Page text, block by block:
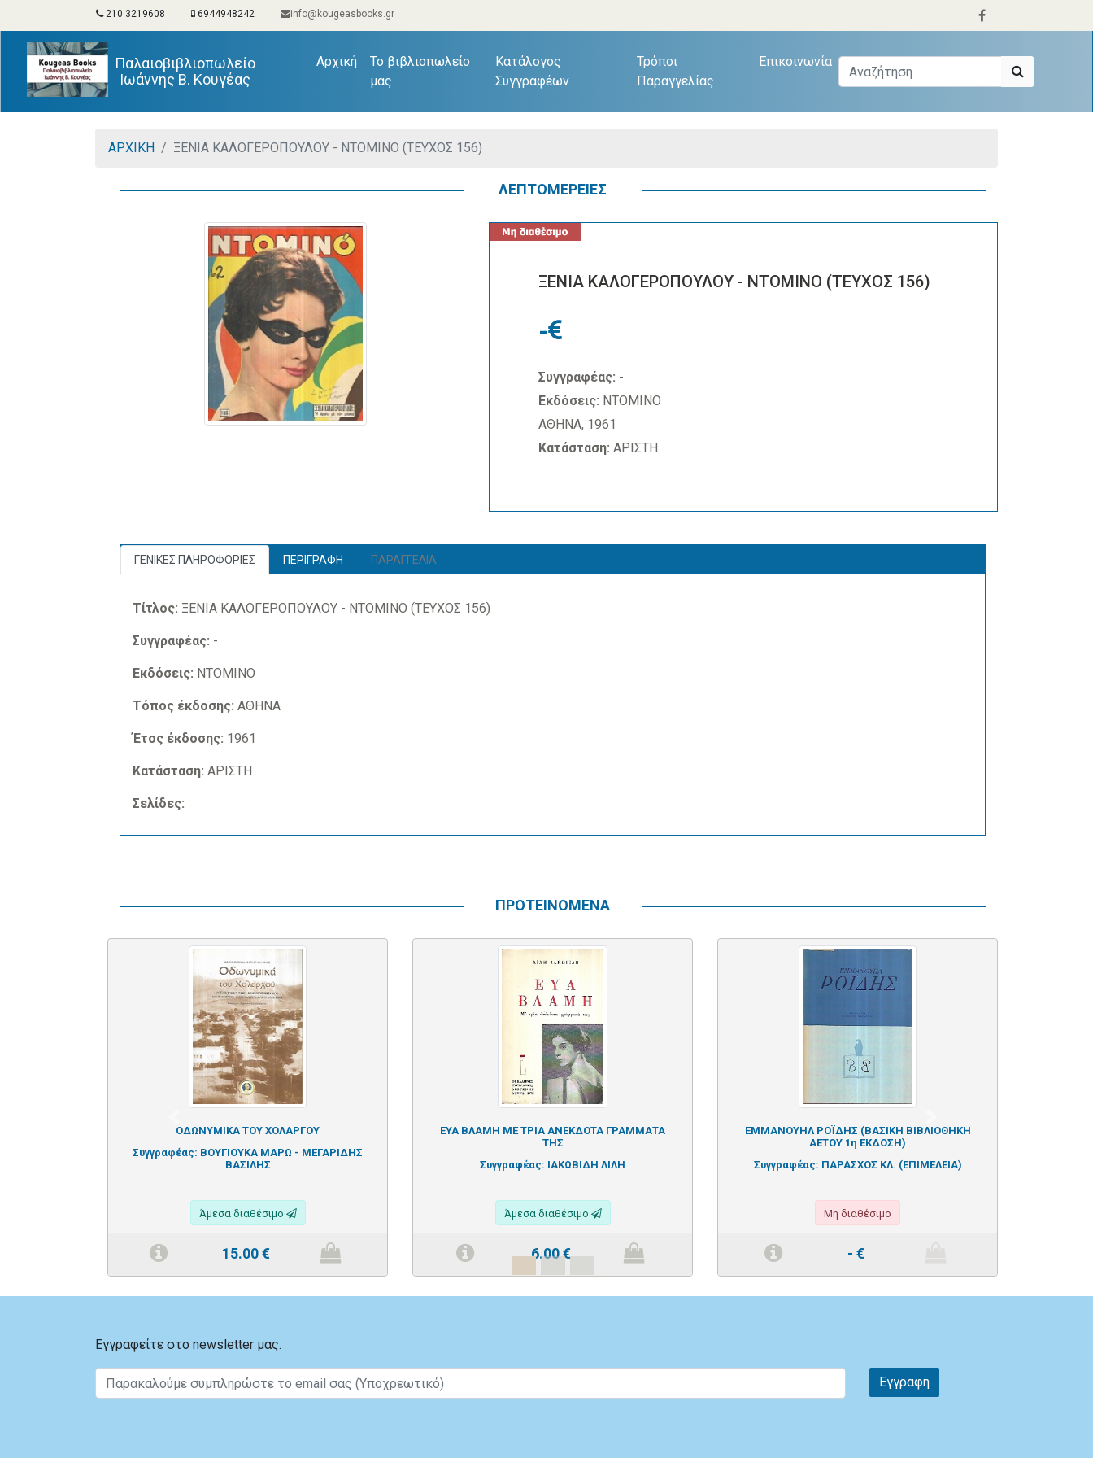
210 3219608 6944948242 info@kougeasbooks.gr
Παλαιοβιβλιοπωλείο
Ιωάννης Β. Κουγέας
Αρχική(current)
Το βιβλιοπωλείο
μας
Κατάλογος
Συγγραφέων
Τρόποι
Παραγγελίας
Επικοινωνία
ΑΡΧΙΚΗ ΞΕΝΙΑ ΚΑΛΟΓΕΡΟΠΟΥΛΟΥ - ΝΤΟΜΙΝΟ (ΤΕΥΧΟΣ 156)
ΛΕΠΤΟΜΕΡΕΙΕΣ
ΞΕΝΙΑ ΚΑΛΟΓΕΡΟΠΟΥΛΟΥ - ΝΤΟΜΙΝΟ (ΤΕΥΧΟΣ 156)
-
Συγγραφέας: -
Εκδόσεις: ΝΤΟΜΙΝΟ
ΑΘΗΝΑ, 1961
Κατάσταση: ΑΡΙΣΤΗ
ΓΕΝΙΚΕΣ ΠΛΗΡΟΦΟΡΙΕΣ ΠΕΡΙΓΡΑΦΗ ΠΑΡΑΓΓΕΛΙΑ
Τίτλος: ΞΕΝΙΑ ΚΑΛΟΓΕΡΟΠΟΥΛΟΥ - ΝΤΟΜΙΝΟ (ΤΕΥΧΟΣ 156)
Συγγραφέας: -
Εκδόσεις: ΝΤΟΜΙΝΟ
Τόπος έκδοσης: ΑΘΗΝΑ
Έτος έκδοσης: 1961
Κατάσταση: ΑΡΙΣΤΗ
Σελίδες:
ΠΡΟΤΕΙΝΟΜΕΝΑ
ΟΔΩΝΥΜΙΚΑ ΤΟΥ ΧΟΛΑΡΓΟΥ
Συγγραφέας: ΒΟΥΓΙΟΥΚΑ ΜΑΡΩ - ΜΕΓΑΡΙΔΗΣ
ΒΑΣΙΛΗΣ
Άμεσα διαθέσιμο
15.00€
ΕΥΑ ΒΛΑΜΗ ΜΕ ΤΡΙΑ ΑΝΕΚΔΟΤΑ ΓΡΑΜΜΑΤΑ
ΤΗΣ
Συγγραφέας: ΙΑΚΩΒΙΔΗ ΛΙΛΗ
Άμεσα διαθέσιμο
6.00€
ΕΜΜΑΝΟΥΗΛ ΡΟΪΔΗΣ (ΒΑΣΙΚΗ ΒΙΒΛΙΟΘΗΚΗ
ΑΕΤΟΥ 1η ΕΚΔΟΣΗ)
Συγγραφέας: ΠΑΡΑΣΧΟΣ ΚΛ. (ΕΠΙΜΕΛΕΙΑ)
Μη διαθέσιμο
- €
Previous Next
Εγγραφείτε στο newsletter μας.
Εγγραφη